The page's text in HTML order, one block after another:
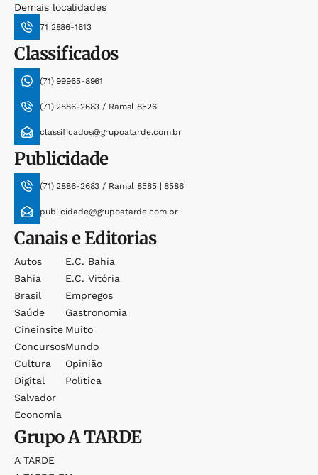
Demais localidades
71 2886-1613
Classificados
(71) 99965-8961
(71) 2886-2683 / Ramal 8526
classificados@grupoatarde.com.br
Publicidade
(71) 2886-2683 / Ramal 8585 | 8586
publicidade@grupoatarde.com.br
Canais e Editorias
Autos
Bahia
Brasil
Saúde
Cineinsite
Concursos
Cultura
Digital
Salvador
Economia
E.c. Bahia
E.c. Vitória
Empregos
Gastronomia
Muito
Mundo
Opinião
Política
GrupoA TARDE
A TARDE